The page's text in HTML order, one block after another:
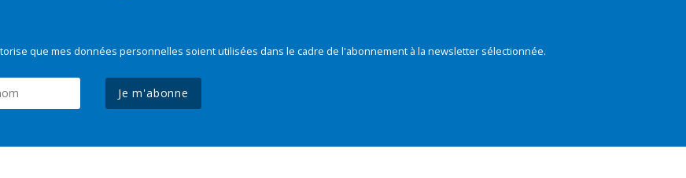
que mes données personnelles soient utilisées dans le cadre de l'abonnement à la newsletter sélectionnée.
Je m'abonne